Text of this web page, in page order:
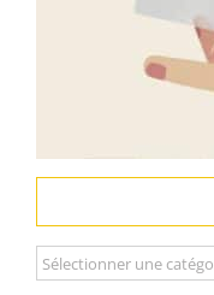
Catégories